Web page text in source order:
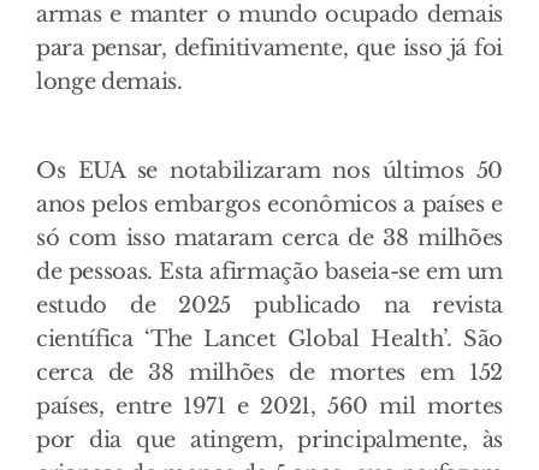
armas e manter o mundo ocupado demais
para pensar, definitivamente, que isso já foi
longe demais.
Os EUA se notabilizaram nos últimos 50
anos pelos embargos econômicos a países e
só com isso mataram cerca de 38 milhões
de pessoas. Esta afirmação baseia-se em um
estudo de 2025 publicado na revista
científica ‘The Lancet Global Health’. São
cerca de 38 milhões de mortes em 152
países, entre 1971 e 2021, 560 mil mortes
por dia que atingem, principalmente, às